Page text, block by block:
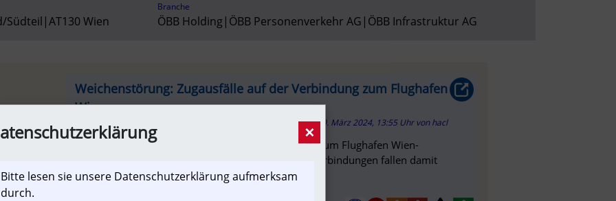
Südteil |AT130 Wien
Branche
ÖBB Holding | ÖBB Personenverkehr AG | ÖBB Infrastruktur AG
Weichenstörung: Zugausfälle auf der Verbindung zum Flughafen
Wien
20. März 2024, 13:55 Uhr vonhacl
Am Mittwochnachmittag kommt es auf der Strecke zum Flughafen Wien-
Schwechat zu einer Weichenstörung. Wichtige Zugverbindungen fallen damit
vorläufig aus. WIEN/SCHWECHAT.
×
Bitte lesen sie unsere Datenschutzerklärung aufmerksam
durch.